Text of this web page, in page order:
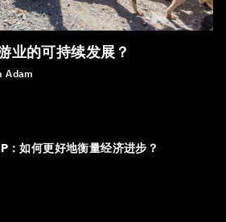
业的可持续发展？
Adam
：如何更好地衡量经济进步？